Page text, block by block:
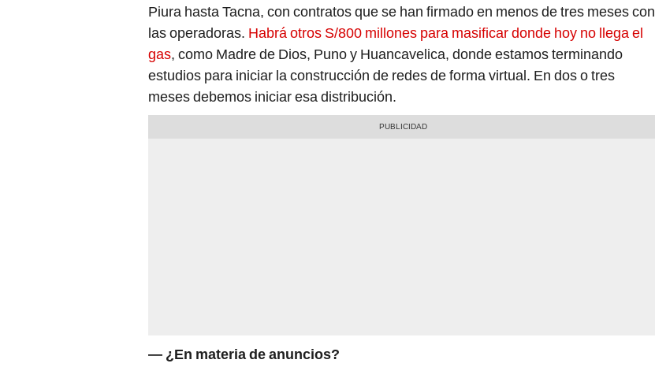
Piura hasta Tacna, con contratos que se han firmado en menos de tres meses con
las operadoras. Habrá otros S/800 millones para masificar donde hoy no llega el
gas, como Madre de Dios, Puno y Huancavelica, donde estamos terminando
estudios para iniciar la construcción de redes de forma virtual. En dos o tres
meses debemos iniciar esa distribución.
— ¿En materia de anuncios?